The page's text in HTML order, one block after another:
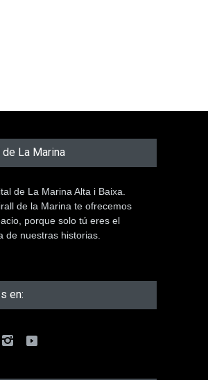
La Marina
de La Marina Alta i Baixa.
de la Marina te ofrecemos
porque solo tú eres el
de nuestras historias.
en: